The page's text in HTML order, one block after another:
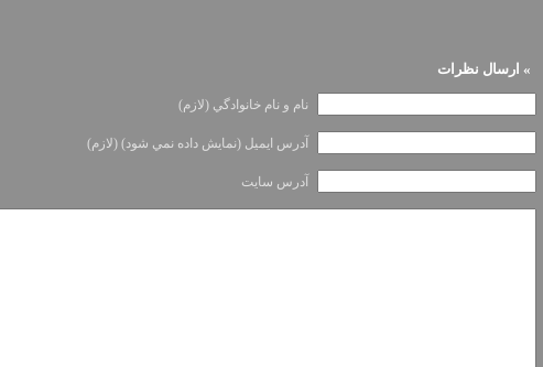
» ارسال نظرات
نام و نام خانوادگي (لازم)
آدرس ايميل (نمايش داده نمي شود) (لازم)
آدرس سايت